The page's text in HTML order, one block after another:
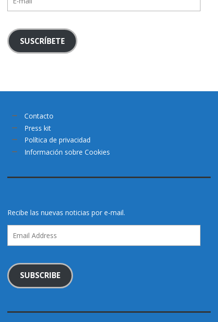
mail
SUSCRÍBETE
Contacto
Press kit
Política de privacidad
Información sobre Cookies
Recibe las nuevas noticias por e-mail.
Address
SUBSCRIBE